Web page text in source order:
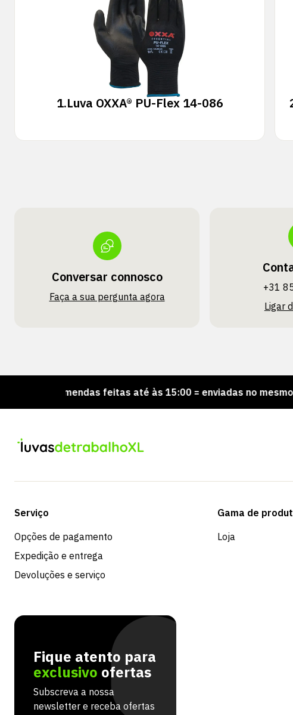
1.Luva OXXA® PU-Flex 14-086
Conversar connosco
Faça a sua pergunta agora
+31
Ligar
Encomendas feitas até às 15:00 = enviadas no mesmo dia
Serviço
Opções de pagamento
Expedição e entrega
Devoluções e serviço
Gama de
Loja
Fique atento para
exclusivo ofertas
Subscreva a nossa
newsletter e receba ofertas